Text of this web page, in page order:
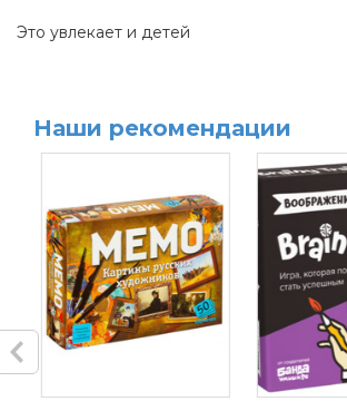
Это увлекает и детей
Наши рекомендации